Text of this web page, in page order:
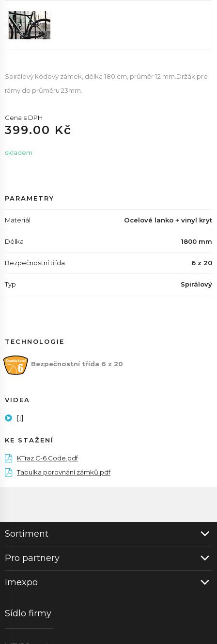
Spirálový kódový zámek, délka 180 cm, průměr 12 mm.Držák pro
rámy do průměru 23mm.
Cena s DPH
399.00 Kč
skladem
PARAMETRY
Materiál Ocelové lanko + vinyl kryt
Délka 1800 mm
Bezpečnostní třída 6 z 20
Typ Spirálový
TECHNOLOGIE
Bezpečnostní třída 6 z 20
VIDEA
[1]
KE STAŽENÍ
KTraz C-6 Code.pdf
Tabulka porovnání zámků.pdf
Sortiment
Pro partnery
Imexpo
Sídlo firmy